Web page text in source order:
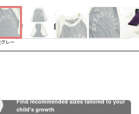
レー
お気に入り追加
Find recommended sizes tailored to your
child's growth